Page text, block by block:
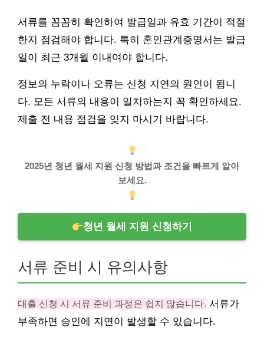
서류를 꼼꼼히 확인하여 발급일과 유효 기간이 적절
한지 점검해야 합니다. 특히 혼인관계증명서는 발급
일이 최근 3개월 이내여야 합니다.
정보의 누락이나 오류는 신청 지연의 원인이 됩니
다. 모든 서류의 내용이 일치하는지 꼭 확인하세요.
제출 전 내용 점검을 잊지 마시기 바랍니다.
2025년 청년 월세 지원 신청 방법과 조건을 빠르게 알아
보세요.
청년 월세 지원 신청하기
서류 준비 시 유의사항
대출 신청 시 서류 준비 과정은 쉽지 않습니다. 서류가
부족하면 승인에 지연이 발생할 수 있습니다.